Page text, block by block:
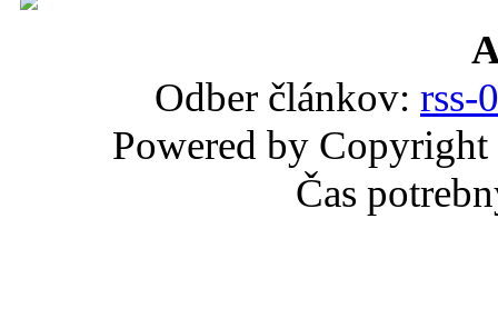
Odber článkov: rss-
Powered by
Čas